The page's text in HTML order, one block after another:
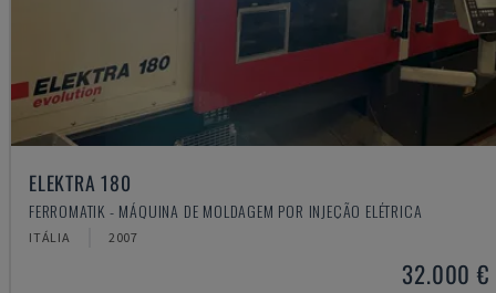
ELEKTRA 180
FERROMATIK - MÁQUINA DE MOLDAGEM POR INJEÇÃO ELÉTRICA
ITÁLIA 2007
32.000 €